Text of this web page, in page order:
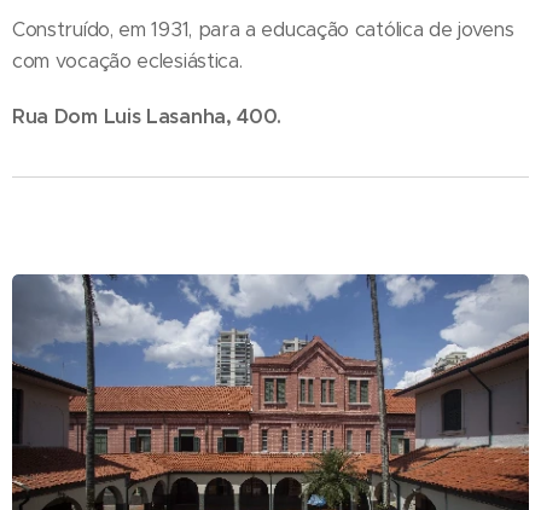
Construído, em 1931, para a educação católica de jovens
com vocação eclesiástica.
Rua Dom Luis Lasanha, 400.